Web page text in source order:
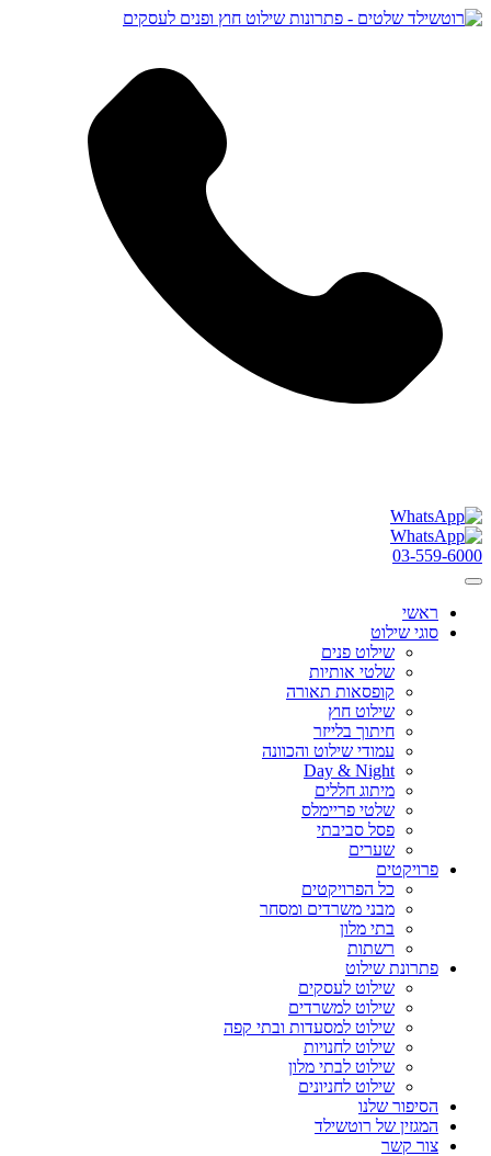
03-559-6000
ראשי
סוגי שילוט
שילוט פנים
שלטי אותיות
קופסאות תאורה
שילוט חוץ
חיתוך בלייזר
עמודי שילוט והכוונה
Day & Night
מיתוג חללים
שלטי פריימלס
פסל סביבתי
שערים
פרויקטים
כל הפרויקטים
מבני משרדים ומסחר
בתי מלון
רשתות
פתרונת שילוט
שילוט לעסקים
שילוט למשרדים
שילוט למסעדות ובתי קפה
שילוט לחנויות
שילוט לבתי מלון
שילוט לחניונים
הסיפור שלנו
המגזין של רוטשילד
צור קשר